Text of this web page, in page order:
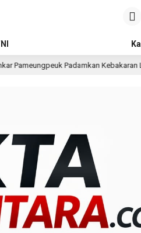
Kebakaran Lahan Gambut di